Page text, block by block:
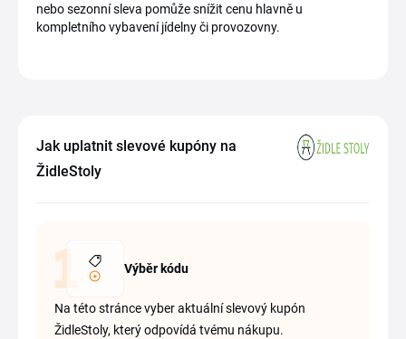
nebo sezonní sleva pomůže snížit cenu hlavně u
kompletního vybavení jídelny či provozovny.
Jak uplatnit slevové kupóny na
ŽidleStoly
Výběr kódu
Na této stránce vyber aktuální slevový kupón
ŽidleStoly, který odpovídá tvému nákupu.